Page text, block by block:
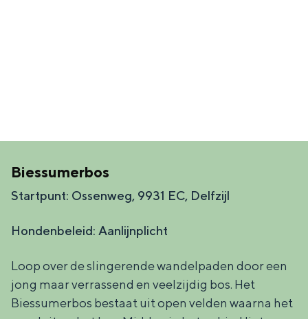
Biessumerbos
Startpunt: Ossenweg, 9931 EC, Delfzijl
Hondenbeleid: Aanlijnplicht
Loop over de slingerende wandelpaden door een
jong maar verrassend en veelzijdig bos. Het
Biessumerbos bestaat uit open velden waarna het